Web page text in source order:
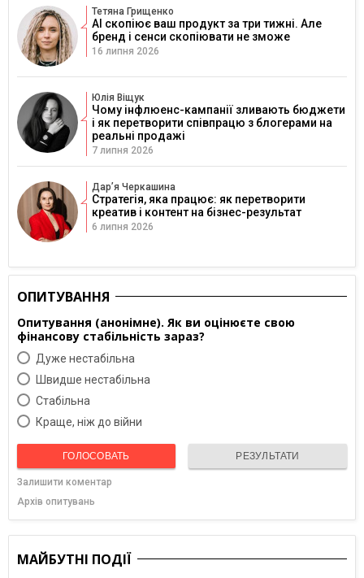
Тетяна Грищенко
AI скопіює ваш продукт за три тижні. Але
бренд і сенси скопіювати не зможе
16 липня 2026
Юлія Віщук
Чому інфлюенс-кампанії зливають бюджети
і як перетворити співпрацю з блогерами на
реальні продажі
7 липня 2026
Дарʼя Черкашина
Стратегія, яка працює: як перетворити
креатив і контент на бізнес-результат
6 липня 2026
ОПИТУВАННЯ
Опитування (анонімне). Як ви оцінюєте свою
фінансову стабільність зараз?
Дуже нестабільна
Швидше нестабільна
Cтабільна
Краще, ніж до війни
ГОЛОСОВАТЬ РЕЗУЛЬТАТИ
Залишити коментар
Архів опитувань
МАЙБУТНІ ПОДІЇ